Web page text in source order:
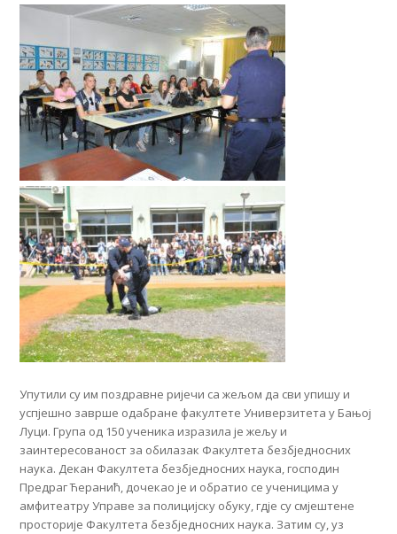
Упутили су им поздравне ријечи са жељом да сви упишу и
успјешно заврше одабране факултете Универзитета у Бањој
Луци. Група од 150 ученика изразила је жељу и
заинтересованост за обилазак Факултета безбједносних
наука. Декан Факултета безбједносних наука, господин
Предраг Ћеранић, дочекао је и обратио се ученицима у
амфитеатру Управе за полицијску обуку, гдје су смјештене
просторије Факултета безбједносних наука. Затим су, уз